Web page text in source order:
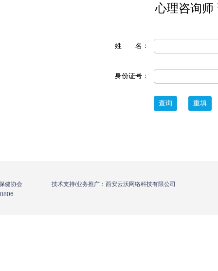
心理咨询师
姓 名：
身份证号：
保健协会 技术支持/业务推广：西安云沃网络科技有限公司
836-0806